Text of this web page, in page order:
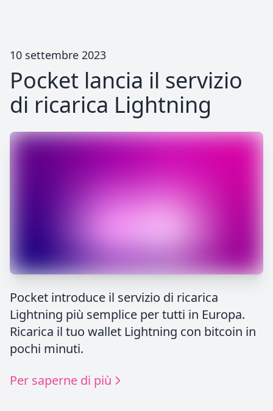
10 settembre 2023
Pocket lancia il servizio
di ricarica Lightning
Pocket introduce il servizio di ricarica
Lightning più semplice per tutti in Europa.
Ricarica il tuo wallet Lightning con bitcoin in
pochi minuti.
Per saperne di più